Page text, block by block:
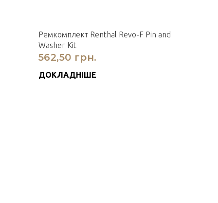
Ремкомплект Renthal Revo-F Pin and
Washer Kit
562,50 грн.
ДОКЛАДНІШЕ